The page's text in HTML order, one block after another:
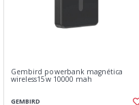
Gembird powerbank magnética
wireless15w 10000 mah
GEMBIRD